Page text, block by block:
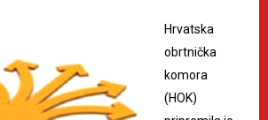
Hrvatska
obrtnička
komora
(HOK)